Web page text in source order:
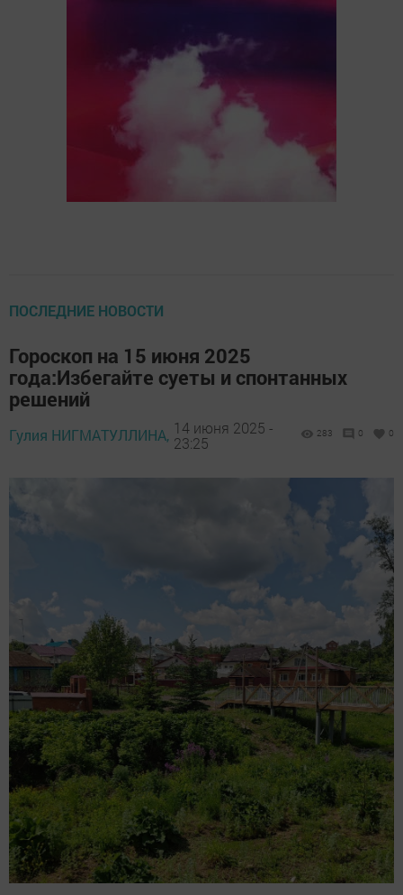
ПОСЛЕДНИЕ НОВОСТИ
Гороскоп на 15 июня 2025
года:Избегайте суеты и спонтанных
решений
Гулия НИГМАТУЛЛИНА, 14 июня 2025 -
23:25
283 0 0